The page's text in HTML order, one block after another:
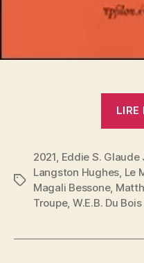
LIRE
Étiquettes
2021, Eddie S. Glaude
Langston Hughes, Le
Magali Bessone,
Troupe, W.E.B. Du Bois